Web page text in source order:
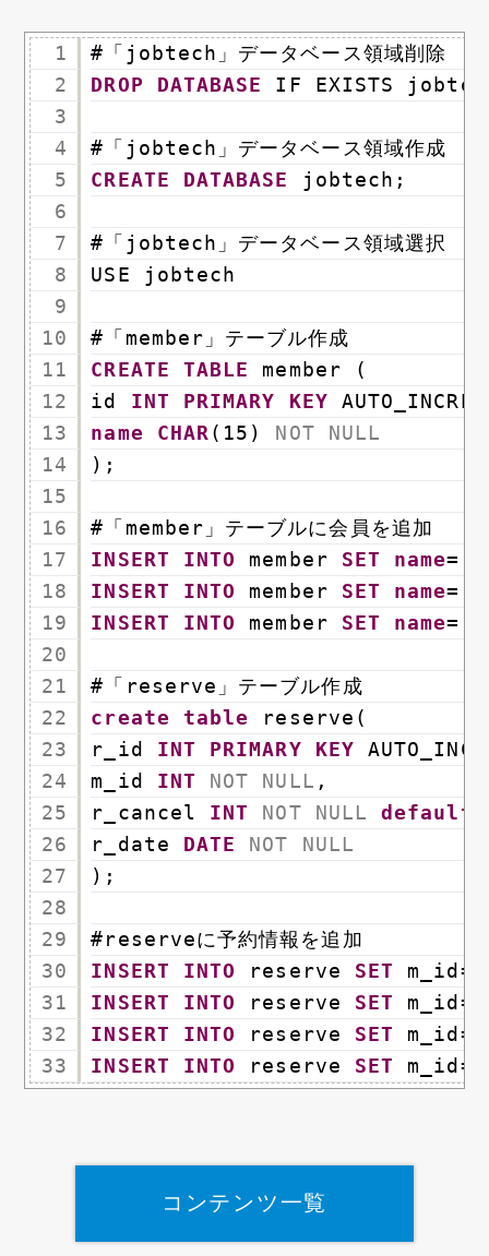
1
2
3
4
5
6
7
8
9
10
11
12
13
14
15
16
17
18
19
20
21
22
23
24
25
26
27
28
29
30
31
32
33
#「jobtech」データベース領域削除
DROP
DATABASE IF EXISTS
#「jobtech」データベース領域作成
CREATE
DATABASE jobtech;
#「jobtech」データベース領域選択
USE jobtech
#「member」テーブル作成
CREATE
TABLE
member (
id INT PRIMARY KEY
name
CHAR(15) NOT
NULL
);
#「member」テーブルに会員を追加
INSERT
INTO member SET name=
INSERT
INTO member SET name=
INSERT
INTO member SET name=
#「reserve」テーブル作成
create
table
reserve(
r_id INT PRIMARY KEY
m_id INT NOT NULL ,
r_cancel INT NOT NULL default
r_date DATE NOT
NULL
);
#reserveに予約情報を追加
INSERT
INTO reserve SET
INSERT
INTO reserve SET
INSERT
INTO reserve SET
INSERT
INTO reserve SET
コンテンツ一覧